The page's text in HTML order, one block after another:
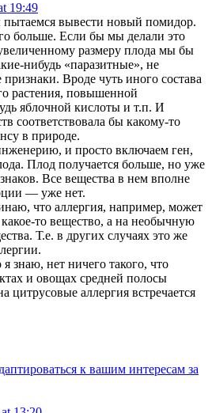
19:49
вывести новый помидор.
больше. Если бы мы делали это
размеру плода мы бы
нибудь «паразитные», не
Вроде чуть иного состава
растения, повышенной
яблочной кислоты и т.п. И
соответствовала бы какому-то
в природе.
и просто включаем ген,
Плод получается больше, но уже
Все вещества в нем вполне
— уже нет.
что аллергия, например, может
то вещество, а на необычную
Т.е. в других случаях это же
знаю, нет ничего такого, что
и овощах средней полосы
цитрусовые аллергия встречается
к вашим интересам за